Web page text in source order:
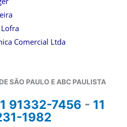
Comercial Ltda
SÃO PAULO E ABC PAULISTA
91332-7456 - 11
1982